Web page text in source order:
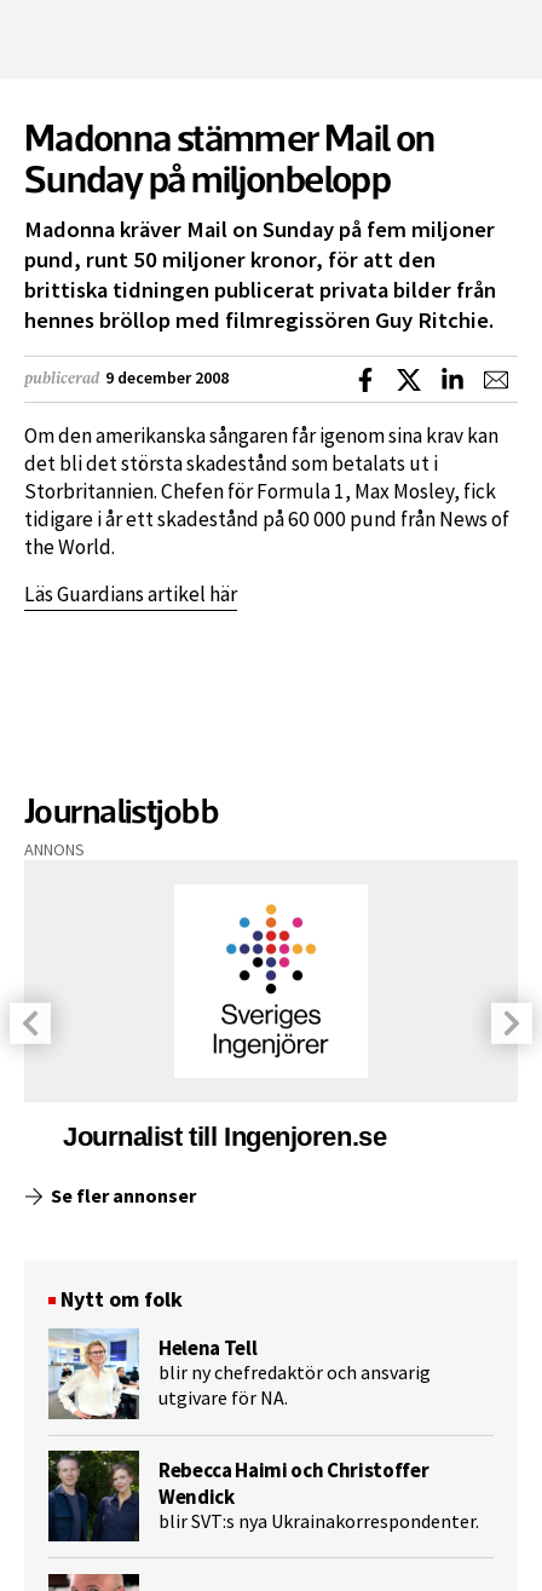
Madonna stämmer Mail on
Sunday på miljonbelopp
Madonna kräver Mail on Sunday på fem miljoner
pund, runt 50 miljoner kronor, för att den
brittiska tidningen publicerat privata bilder från
hennes bröllop med filmregissören Guy Ritchie.
publicerad 9 december 2008 Dela på Facebook
Dela på XDela på
Om den amerikanska sångaren får igenom sina krav kan
det bli det största skadestånd som betalats ut i
Storbritannien. Chefen för Formula 1, Max Mosley, fick
tidigare i år ett skadestånd på 60 000 pund från News of
the World.
Läs Guardians artikel här
Journalistjobb
ANNONS
Journalist till Ingenjoren.se
Se fler annonser
Nytt om folk
Helena Tell
blir ny chefredaktör och ansvarig
utgivare för NA.
Rebecca Haimi och Christoffer
Wendick
blir SVT:s nya Ukrainakorrespondenter.